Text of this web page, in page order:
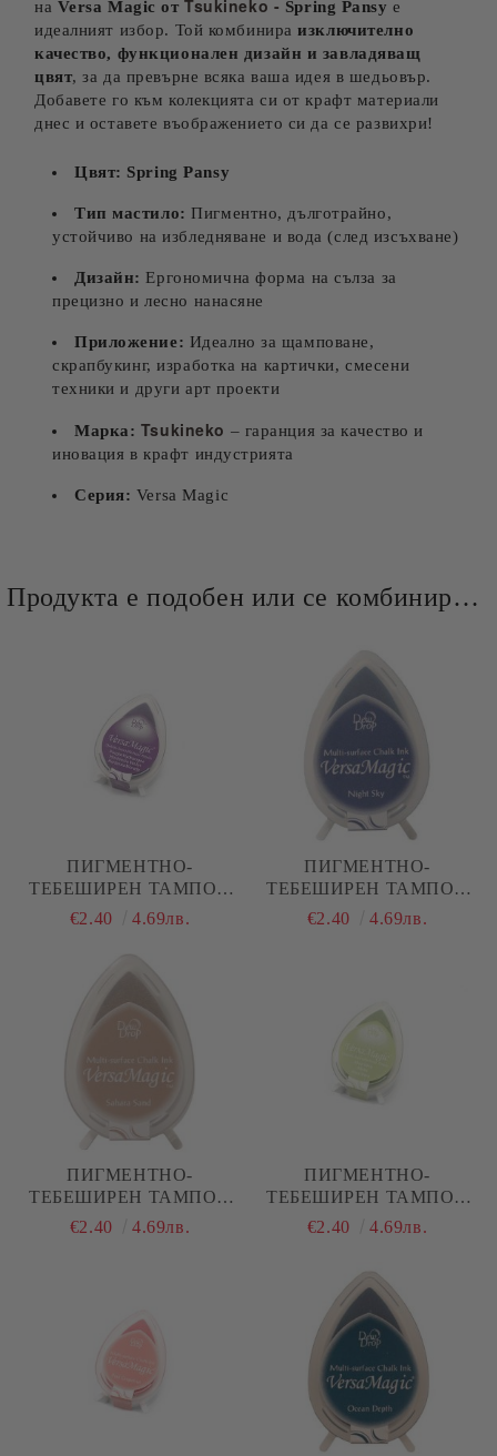
на Versa Magic отTsukineko - Spring Pansyе
идеалният избор. Той комбинираизключително
качество, функционален дизайн и завладяващ
цвят, за да превърне всяка ваша идея в шедьовър.
Добавете го към колекцията си от крафт материали
днес и оставете въображението си да се развихри!
Цвят: Spring Pansy
Тип мастило: Пигментно, дълготрайно,
устойчиво на избледняване и вода (след изсъхване)
Дизайн: Ергономична форма на сълза за
прецизно и лесно нанасяне
Приложение: Идеално за щамповане,
скрапбукинг, изработка на картички, смесени
техники и други арт проекти
Марка: Tsukineko – гаранция за качество и
иновация в крафт индустрията
Серия: Versa Magic
Продукта е подобен или се комбинира добре и със следните продукти :
ПИГМЕНТНО-
ТЕБЕШИРЕН ТАМПОН
VERSA MAGIC - PURPLE
€2.40 4.69лв.
ПИГМЕНТНО-
ТЕБЕШИРЕН ТАМПОН
VERSA MAGIC -NIGHT
€2.40 4.69лв.
ПИГМЕНТНО-
ТЕБЕШИРЕН ТАМПОН
VERSA MAGIC - SAHARA
€2.40 4.69лв.
ПИГМЕНТНО-
ТЕБЕШИРЕН ТАМПОН
VERSA MAGIC - ALOE
€2.40 4.69лв.